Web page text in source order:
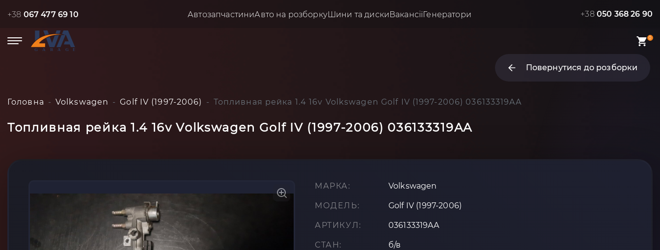
+38 067 477 69 10 АвтозапчастиниАвто на розборкуШини та дискиВакансіїГенератори +38 050 368 26 90
0
Повернутися до розборки
Головна Volkswagen Golf IV (1997-2006) Топливная рейка 1.4 16v Volkswagen Golf IV (1997-2006) 036133319AA
Топливная рейка 1.4 16v Volkswagen Golf IV (1997-2006) 036133319AA
МАРКА: Volkswagen
МОДЕЛЬ: Golf IV (1997-2006)
АРТИКУЛ: 036133319AA
СТАН: б/в